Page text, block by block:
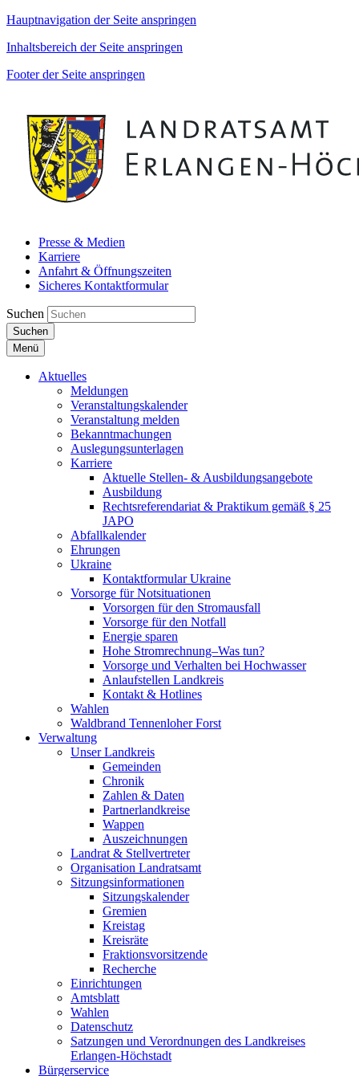
Hauptnavigation der Seite anspringen
Inhaltsbereich der Seite anspringen
Footer der Seite anspringen
Presse & Medien
Karriere
Anfahrt & Öffnungszeiten
Sicheres Kontaktformular
Suchen
Suchen
Menü
Aktuelles
Meldungen
Veranstaltungskalender
Veranstaltung melden
Bekanntmachungen
Auslegungsunterlagen
Karriere
Aktuelle Stellen- & Ausbildungsangebote
Ausbildung
Rechtsreferendariat & Praktikum gemäß § 25
JAPO
Abfallkalender
Ehrungen
Ukraine
Kontaktformular Ukraine
Vorsorge für Notsituationen
Vorsorgen für den Stromausfall
Vorsorge für den Notfall
Energie sparen
Hohe Stromrechnung–Was tun?
Vorsorge und Verhalten bei Hochwasser
Anlaufstellen Landkreis
Kontakt & Hotlines
Wahlen
Waldbrand Tennenloher Forst
Verwaltung
Unser Landkreis
Gemeinden
Chronik
Zahlen & Daten
Partnerlandkreise
Wappen
Auszeichnungen
Landrat & Stellvertreter
Organisation Landratsamt
Sitzungsinformationen
Sitzungskalender
Gremien
Kreistag
Kreisräte
Fraktionsvorsitzende
Recherche
Einrichtungen
Amtsblatt
Wahlen
Datenschutz
Satzungen und Verordnungen des Landkreises
Erlangen-Höchstadt
Bürgerservice